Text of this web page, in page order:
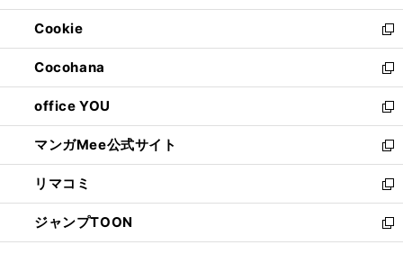
開
く
ウ
で
開
く
ン
ド
ウ
で
開
く
ウ
ィ
ン
ド
ウ
で
開
く
Cookie
新
し
い
ウ
ィ
ン
ド
ウ
で
開
く
Cocohana
新
し
い
ウ
ィ
ン
ド
ウ
で
開
office YOU
新
し
い
ウ
ィ
ン
ド
ウ
マンガMee公式サイト
新
し
い
ウ
ィ
ン
リマコミ
新
し
い
ウ
ジャンプTOON
新
し